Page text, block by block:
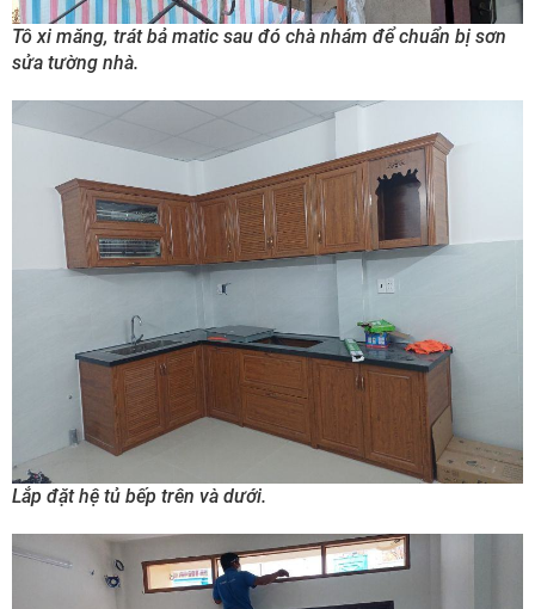
Tô xi măng, trát bả matic sau đó chà nhám để chuẩn bị sơn
sửa tường nhà.
Lắp đặt hệ tủ bếp trên và dưới.